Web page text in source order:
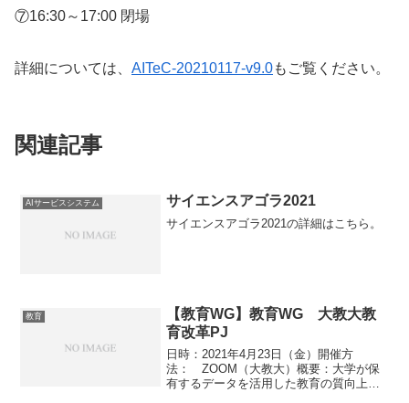
⑦16:30～17:00 閉場
詳細については、 AITeC-20210117-v9.0もご覧ください。
関連記事
AIサービスシステム サイエンスアゴラ2021
サイエンスアゴラ2021の詳細はこちら。
教育
【教育WG】教育WG 大教大教
育改革PJ
日時：2021年4月23日（金）開催方
法： ZOOM（大教大）概要：大学が保
有するデータを活用した教育の質向上イ